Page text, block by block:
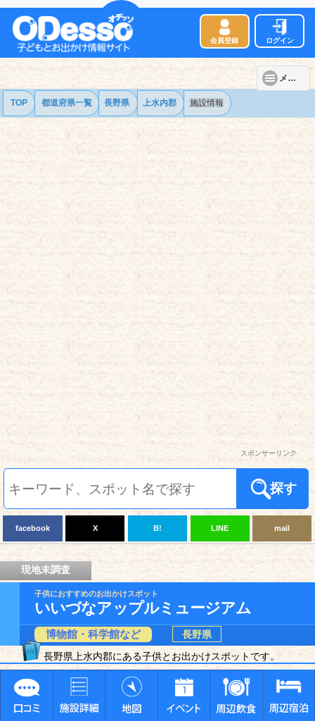
会員登録 ログイン
メニュー
TOP 都道府県一覧 長野県 上水内郡 施設情報
スポンサーリンク
探す
facebook X B! LINE mail
現地未調査
子供におすすめのお出かけスポット
いいづなアップルミュージアム
博物館・科学館など
長野県
長野県上水内郡にある子供とお出かけスポットです。